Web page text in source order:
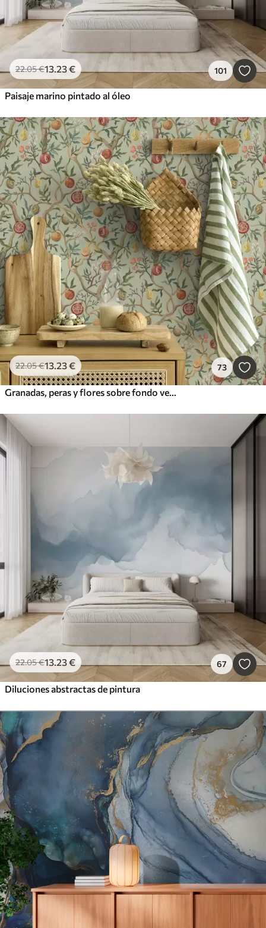
22.05€13.23€ 101
Paisaje marino pintado al óleo
22.05€13.23€ 73
Granadas, peras y flores sobre fondo verde pálido
22.05€13.23€ 67
Diluciones abstractas de pintura